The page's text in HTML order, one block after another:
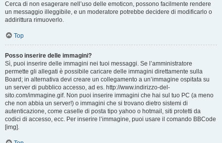
Cerca di non esagerare nell’uso delle emoticon, possono facilmente rendere
un messaggio illeggibile, e un moderatore potrebbe decidere di modificarlo o
addirittura rimuoverlo.
Top
Posso inserire delle immagini?
Sì, puoi inserire delle immagini nei tuoi messaggi. Se l’amministratore
permette gli allegati è possibile caricare delle immagini direttamente sulla
Board; in alternativa devi creare un collegamento a un’immagine ospitata su
un server di pubblico accesso, ad es. http://www.indirizzo-del-
sito.com/immagine.gif. Non puoi inserire immagini che hai sul tuo PC (a meno
che non abbia un server!) o immagini che si trovano dietro sistemi di
autenticazione, come caselle di posta tipo yahoo o hotmail, siti protetti da
codici di accesso, ecc. Per inserire l’immagine, puoi usare il comando BBCode
[img].